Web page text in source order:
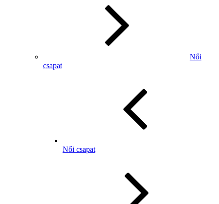
Női
csapat
Női csapat